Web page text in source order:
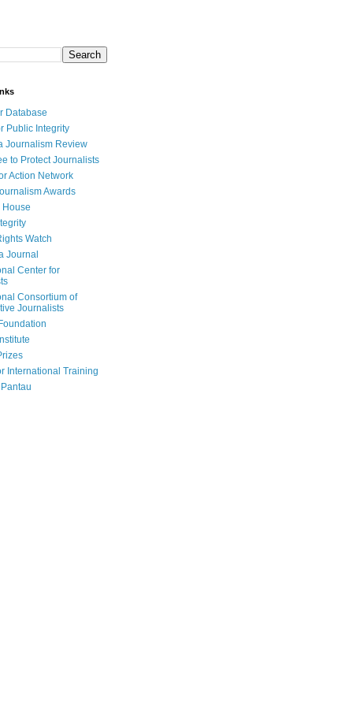
Database
Public Integrity
Journalism Review
to Protect Journalists
Action Network
Awards
House
Watch
Journal
Center for
Consortium of
Journalists
International Training